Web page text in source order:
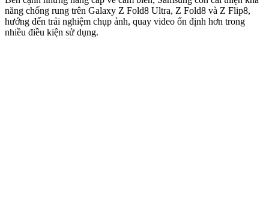
năng chống rung trên Galaxy Z Fold8 Ultra, Z Fold8 và Z Flip8,
hướng đến trải nghiệm chụp ảnh, quay video ổn định hơn trong
nhiều điều kiện sử dụng.